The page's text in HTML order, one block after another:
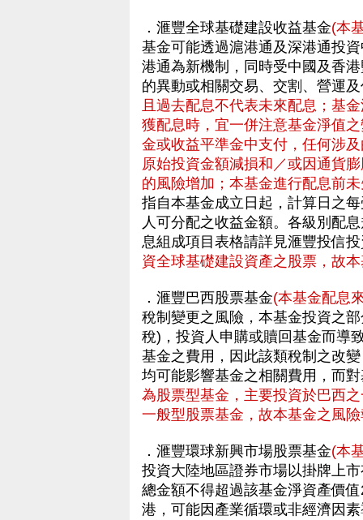
．滙豐全球基礎建設收益基金(本
基金可能透過滬港通及深港通投
港通為新機制，同時受中國及香
的異動或相關交易、交割、營運
且過去配息不代表未來配息；基
獲配息時，宜一併注意基金淨值
金或收益平準金中支付，任何涉
原始投資金額減損和／或因通貨
的風險增加；本基金進行配息前
指自本基金成立日起，計算日之
人可分配之收益金額。各級別配
息組成項目表格請詳見滙豐投信
資全球基礎建設資產之股票，故
．滙豐巴西股票基金(本基金配息
稅制變更之風險，本基金投資之
稅)，投資人申購或贖回基金而導
基金之費用，因此該類稅制之改
均可能影響基金之相關費用，而
為股票型基金，主要投資於巴西
一般型股票基金，故本基金之風
．滙豐環球新興市場股票基金(本
投資大陸地區證券市場以掛牌上
總金額不得超過該基金淨資產價
港，可能因產業循環或非經濟因